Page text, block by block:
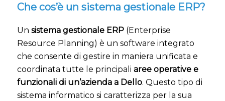
Che cos’è un sistema gestionale ERP?
Un sistema gestionale ERP (Enterprise
Resource Planning) è un software integrato
che consente di gestire in maniera unificata e
coordinata tutte le principali aree operative e
funzionali di un’azienda a Dello. Questo tipo di
sistema informatico si caratterizza per la sua